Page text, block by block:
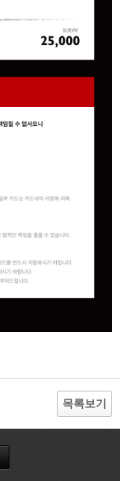
목록보기